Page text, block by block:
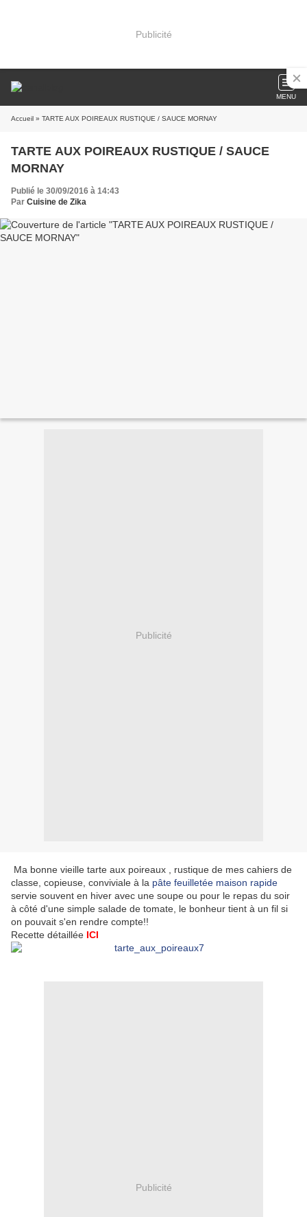
Publicité
MENU
Accueil » TARTE AUX POIREAUX RUSTIQUE / SAUCE MORNAY
TARTE AUX POIREAUX RUSTIQUE / SAUCE
MORNAY
Publié le 30/09/2016 à 14:43
Par Cuisine de Zika
Publicité
Ma bonne vieille tarte aux poireaux , rustique de mes cahiers de
classe, copieuse, conviviale à la pâte feuilletée maison rapide
servie souvent en hiver avec une soupe ou pour le repas du soir
à côté d'une simple salade de tomate, le bonheur tient à un fil si
on pouvait s'en rendre compte!!
Recette détaillée ICI
Publicité